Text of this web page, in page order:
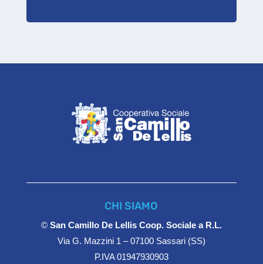
CHI SIAMO
© San Camillo De Lellis Coop. Sociale a R.L.
Via G. Mazzini 1 – 07100 Sassari (SS)
P.IVA 01947930903